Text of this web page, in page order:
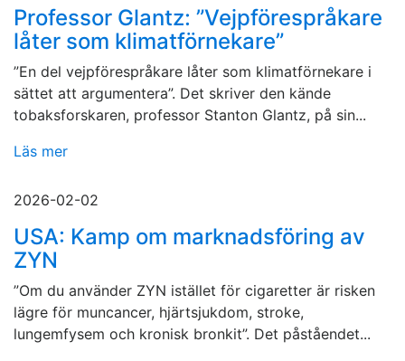
Professor Glantz: ”Vejpförespråkare
låter som klimatförnekare”
”En del vejpförespråkare låter som klimatförnekare i
sättet att argumentera”. Det skriver den kände
tobaksforskaren, professor Stanton Glantz, på sin...
Läs mer
2026-02-02
USA: Kamp om marknadsföring av
ZYN
”Om du använder ZYN istället för cigaretter är risken
lägre för muncancer, hjärtsjukdom, stroke,
lungemfysem och kronisk bronkit”. Det påståendet...